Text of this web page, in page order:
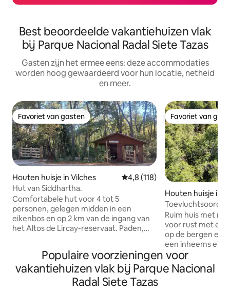
Best beoordeelde vakantiehuizen vlak
bij Parque Nacional Radal Siete Tazas
Gasten zijn het ermee eens: deze accommodaties
worden hoog gewaardeerd voor hun locatie, netheid
en meer.
Favoriet van gasten
Favoriet van gasten
Houten huisje in Vilches Gemiddelde beoordeling van
4,8 (118)
Hut van Siddhartha.
Comfortabele hut voor 4 tot 5
personen, gelegen midden in een
eikenbos en op 2 km van de ingang van
het Altos de Lircay-reservaat. Paden,
trekking of paardrijden met lokale
muleteers. In de buurt zijn er een paar
lokale restaurants waar je gekleed
brood, empanadas, broodjes, ontbijt of
Favoriet van
Favoriet van
Houten huisje in
nte
Toevluchtsoord
Spectaculair
Ruim huis met
voor rust met
op de bergen en
een inheems eikenbos. Een
terrassen, een
spectaculair
rivierkloof. Lokaal gebouwd, gezellig en
Populaire voorzieningen voor
vakantiehuizen vlak bij Parque Nacional
Radal Siete Tazas